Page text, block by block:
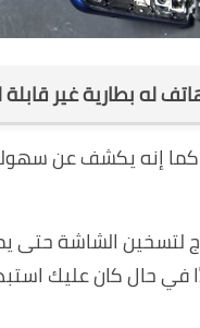
له بطارية غير قابلة
إنه يكشف عن
الشاشة حتى
حال كان عليك